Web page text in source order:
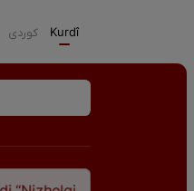
كوردی Kurdî